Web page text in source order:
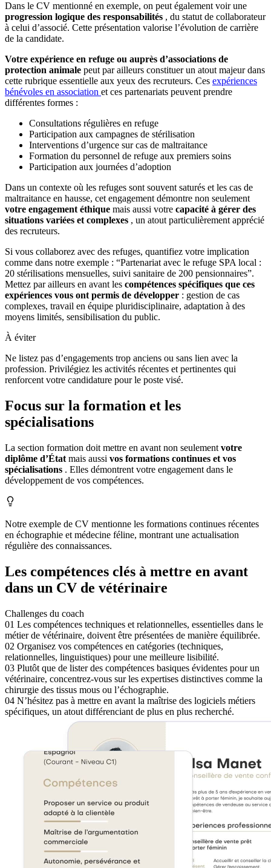
Dans le CV mentionné en exemple, on peut également voir une
progression logique des responsabilités , du statut de collaborateur
à celui d’associé. Cette présentation valorise l’évolution de carrière
de la candidate.
Votre expérience en refuge ou auprès d’associations de
protection animale peut par ailleurs constituer un atout majeur dans
cette rubrique essentielle aux yeux des recruteurs. Ces expériences
bénévoles en association et ces partenariats peuvent prendre
différentes formes :
Consultations régulières en refuge
Participation aux campagnes de stérilisation
Interventions d’urgence sur cas de maltraitance
Formation du personnel de refuge aux premiers soins
Participation aux journées d’adoption
Dans un contexte où les refuges sont souvent saturés et les cas de
maltraitance en hausse, cet engagement démontre non seulement
votre engagement éthique mais aussi votre capacité à gérer des
situations variées et complexes , un atout particulièrement apprécié
des recruteurs.
Si vous collaborez avec des refuges, quantifiez votre implication
comme dans notre exemple : “Partenariat avec le refuge SPA local :
20 stérilisations mensuelles, suivi sanitaire de 200 pensionnaires”.
Mettez par ailleurs en avant les compétences spécifiques que ces
expériences vous ont permis de développer : gestion de cas
complexes, travail en équipe pluridisciplinaire, adaptation à des
moyens limités, sensibilisation du public.
À éviter
Ne listez pas d’engagements trop anciens ou sans lien avec la
profession. Privilégiez les activités récentes et pertinentes qui
renforcent votre candidature pour le poste visé.
Focus sur la formation et les
spécialisations
La section formation doit mettre en avant non seulement votre
diplôme d’État mais aussi vos formations continues et vos
spécialisations . Elles démontrent votre engagement dans le
développement de vos compétences.
Notre exemple de CV mentionne les formations continues récentes
en échographie et médecine féline, montrant une actualisation
régulière des connaissances.
Les compétences clés à mettre en avant
dans un CV de vétérinaire
Challenges du coach
01 Les compétences techniques et relationnelles, essentielles dans le
métier de vétérinaire, doivent être présentées de manière équilibrée.
02 Organisez vos compétences en catégories (techniques,
relationnelles, linguistiques) pour une meilleure lisibilité.
03 Plutôt que de lister des compétences basiques évidentes pour un
vétérinaire, concentrez-vous sur les expertises distinctives comme la
chirurgie des tissus mous ou l’échographie.
04 N’hésitez pas à mettre en avant la maîtrise des logiciels métiers
spécifiques, un atout différenciant de plus en plus recherché.